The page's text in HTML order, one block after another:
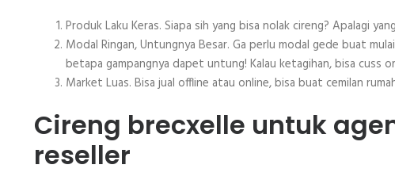
Produk Laku Keras. Siapa sih yang bisa nolak cireng? Apalagi
Modal Ringan, Untungnya Besar. Ga perlu modal gede buat
betapa gampangnya dapet untung! Kalau ketagihan, bisa cuss
Market Luas. Bisa jual offline atau online, bisa buat cemilan
Cireng brecxelle untuk
reseller